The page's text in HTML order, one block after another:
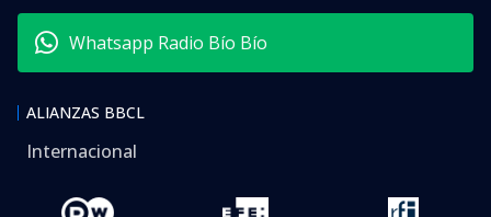
Whatsapp Radio Bío Bío
ALIANZAS BBCL
Internacional